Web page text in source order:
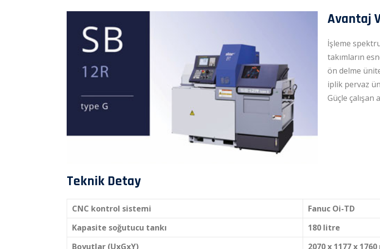
Avantaj
İşleme
takımların
ön delme
iplik pervaz
Güçle çalışan
Teknik Detay
CNC kontrol sistemi
Fanuc Oi-TD
Kapasite soğutucu tankı
180 litre
Boyutlar (UxGxY)
2070 x 1177 x